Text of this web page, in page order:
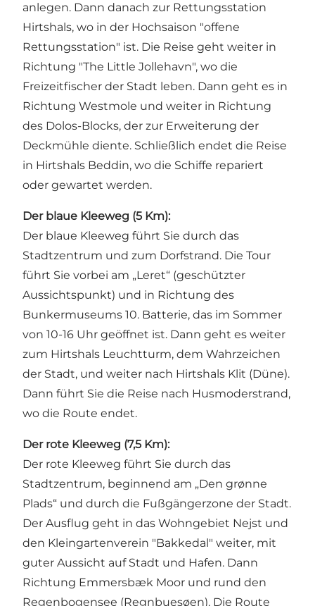
anlegen. Dann danach zur Rettungsstation
Hirtshals, wo in der Hochsaison "offene
Rettungsstation" ist. Die Reise geht weiter in
Richtung "The Little Jollehavn", wo die
Freizeitfischer der Stadt leben. Dann geht es in
Richtung Westmole und weiter in Richtung
des Dolos-Blocks, der zur Erweiterung der
Deckmühle diente. Schließlich endet die Reise
in Hirtshals Beddin, wo die Schiffe repariert
oder gewartet werden.
Der blaue Kleeweg (5 Km):
Der blaue Kleeweg führt Sie durch das
Stadtzentrum und zum Dorfstrand. Die Tour
führt Sie vorbei am „Leret“ (geschützter
Aussichtspunkt) und in Richtung des
Bunkermuseums 10. Batterie, das im Sommer
von 10-16 Uhr geöffnet ist. Dann geht es weiter
zum Hirtshals Leuchtturm, dem Wahrzeichen
der Stadt, und weiter nach Hirtshals Klit (Düne).
Dann führt Sie die Reise nach Husmoderstrand,
wo die Route endet.
Der rote Kleeweg (7,5 Km):
Der rote Kleeweg führt Sie durch das
Stadtzentrum, beginnend am „Den grønne
Plads“ und durch die Fußgängerzone der Stadt.
Der Ausflug geht in das Wohngebiet Nejst und
den Kleingartenverein "Bakkedal" weiter, mit
guter Aussicht auf Stadt und Hafen. Dann
Richtung Emmersbæk Moor und rund den
Regenbogensee (Regnbuesøen). Die Route